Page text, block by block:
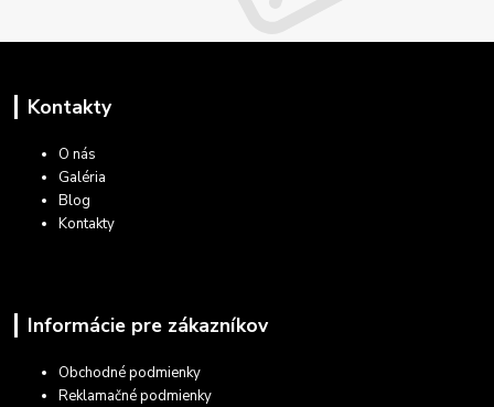
Kontakty
O nás
Galéria
Blog
Kontakty
Informácie pre zákazníkov
Obchodné podmienky
Reklamačné podmienky